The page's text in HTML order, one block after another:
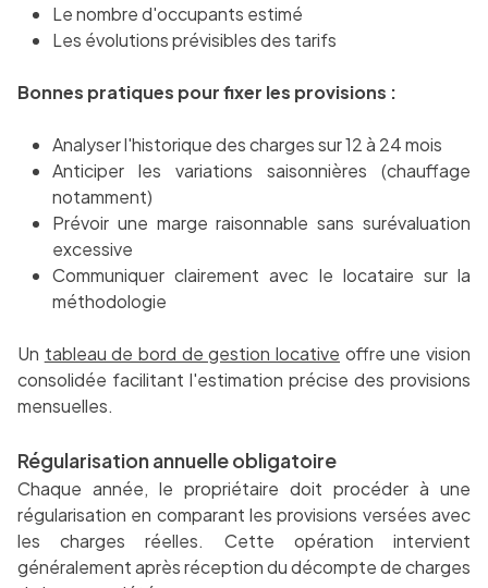
Le nombre d'occupants estimé
Les évolutions prévisibles des tarifs
Bonnes pratiques pour fixer les provisions :
Analyser l'historique des charges sur 12 à 24 mois
Anticiper les variations saisonnières (chauffage
notamment)
Prévoir une marge raisonnable sans surévaluation
excessive
Communiquer clairement avec le locataire sur la
méthodologie
Un tableau de bord de gestion locative offre une vision
consolidée facilitant l'estimation précise des provisions
mensuelles.
Régularisation annuelle obligatoire
Chaque année, le propriétaire doit procéder à une
régularisation en comparant les provisions versées avec
les charges réelles. Cette opération intervient
généralement après réception du décompte de charges